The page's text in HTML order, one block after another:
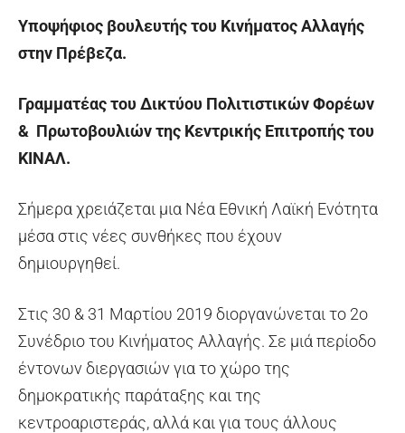
Υποψήφιος βουλευτής του Κινήματος Αλλαγής
στην Πρέβεζα.
Γραμματέας του Δικτύου Πολιτιστικών Φορέων
& Πρωτοβουλιών της Κεντρικής Επιτροπής του
ΚΙΝΑΛ.
Σήμερα χρειάζεται μια Νέα Εθνική Λαϊκή Ενότητα
μέσα στις νέες συνθήκες που έχουν
δημιουργηθεί.
Στις 30 & 31 Μαρτίου 2019 διοργανώνεται το 2ο
Συνέδριο του Κινήματος Αλλαγής. Σε μιά περίοδο
έντονων διεργασιών για το χώρο της
δημοκρατικής παράταξης και της
κεντροαριστεράς, αλλά και για τους άλλους